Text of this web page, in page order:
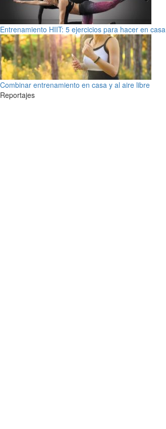
Entrenamiento HIIT: 5 ejercicios para hacer en casa
Combinar entrenamiento en casa y al aire libre
Reportajes